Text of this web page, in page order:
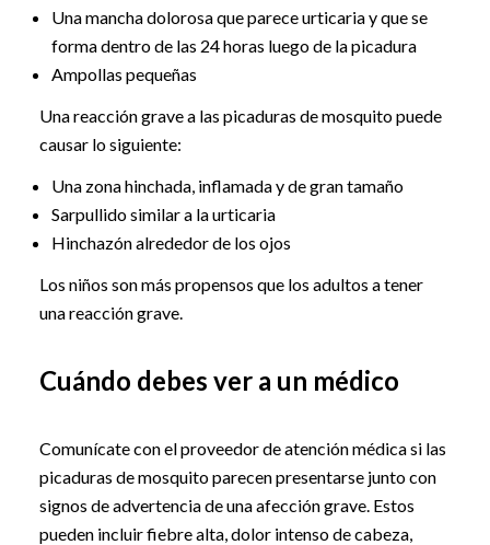
Una mancha dolorosa que parece urticaria y que se
forma dentro de las 24 horas luego de la picadura
Ampollas pequeñas
Una reacción grave a las picaduras de mosquito puede
causar lo siguiente:
Una zona hinchada, inflamada y de gran tamaño
Sarpullido similar a la urticaria
Hinchazón alrededor de los ojos
Los niños son más propensos que los adultos a tener
una reacción grave.
Cuándo debes ver a un médico
Comunícate con el proveedor de atención médica si las
picaduras de mosquito parecen presentarse junto con
signos de advertencia de una afección grave. Estos
pueden incluir fiebre alta, dolor intenso de cabeza,